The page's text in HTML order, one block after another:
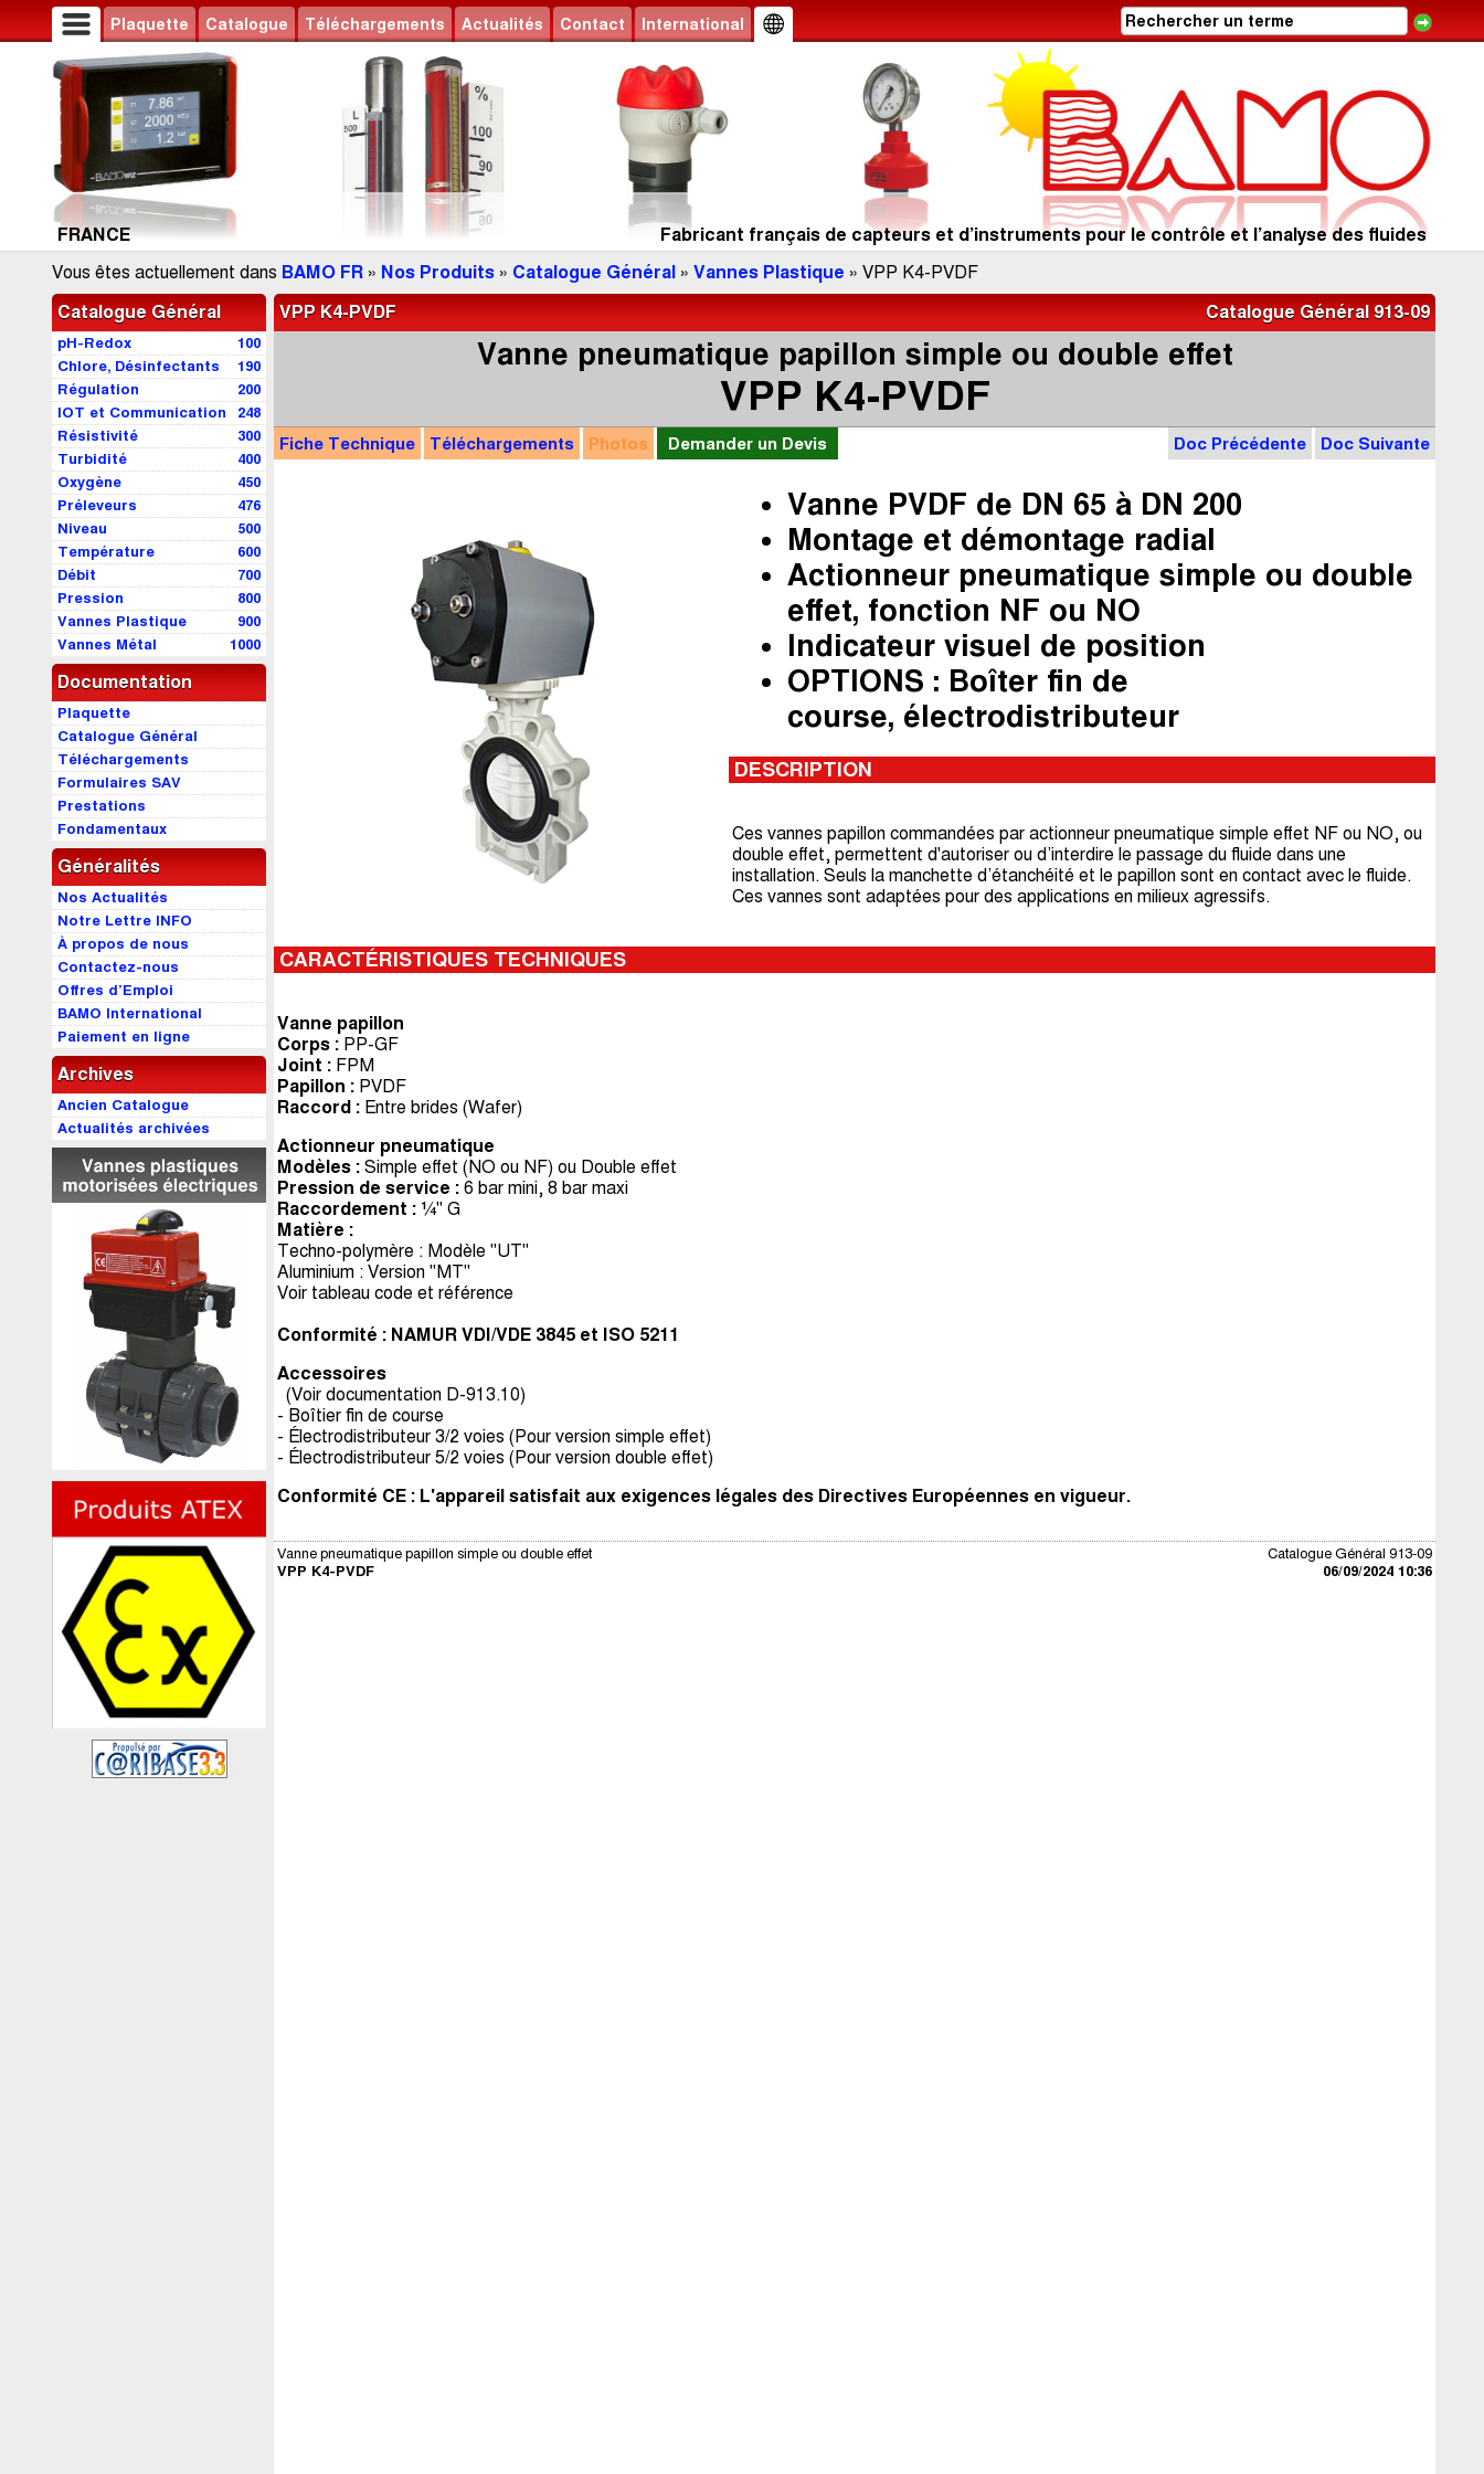
Plaquette Catalogue Téléchargements Actualités Contact International
FRANCE
Fabricant français de capteurs et d’instruments pour le contrôle et l’analyse des fluides
Vous êtes actuellement dans BAMO FR » Nos Produits » Catalogue Général » Vannes Plastique » VPP K4-PVDF
Catalogue Général
100
pH-Redox
190
Chlore, Désinfectants
200
Régulation
248
IOT et Communication
300
Résistivité
400
Turbidité
450
Oxygène
476
Préleveurs
500
Niveau
600
Température
700
Débit
800
Pression
900
Vannes Plastique
1000
Vannes Métal
Documentation
Plaquette
Catalogue Général
Téléchargements
Formulaires SAV
Prestations
Fondamentaux
Généralités
Nos Actualités
Notre Lettre INFO
À propos de nous
Contactez-nous
Offres d’Emploi
BAMO International
Paiement en ligne
Archives
Ancien Catalogue
Actualités archivées
Catalogue Général 913-09
VPP K4-PVDF
Vanne pneumatique papillon simple ou double effet
VPP K4-PVDF
Doc Précédente Doc Suivante
Fiche Technique Téléchargements Photos Demander un Devis
Vanne PVDF de DN 65 à DN 200
Montage et démontage radial
Actionneur pneumatique simple ou double
effet, fonction NF ou NO
Indicateur visuel de position
OPTIONS : Boîter fin de
course, électrodistributeur
DESCRIPTION
Ces vannes papillon commandées par actionneur pneumatique simple effet NF ou NO, ou
double effet, permettent d'autoriser ou d’interdire le passage du fluide dans une
installation. Seuls la manchette d’étanchéité et le papillon sont en contact avec le fluide.
Ces vannes sont adaptées pour des applications en milieux agressifs.
CARACTÉRISTIQUES TECHNIQUES
Vanne papillon
Corps : PP-GF
Joint : FPM
Papillon : PVDF
Raccord : Entre brides (Wafer)
Actionneur pneumatique
Modèles : Simple effet (NO ou NF) ou Double effet
Pression de service : 6 bar mini, 8 bar maxi
Raccordement : ¼" G
Matière :
Techno-polymère : Modèle "UT"
Aluminium : Version "MT"
Voir tableau code et référence
Conformité : NAMUR VDI/VDE 3845 et ISO 5211
Accessoires
(Voir documentation D-913.10)
- Boîtier fin de course
- Électrodistributeur 3/2 voies (Pour version simple effet)
- Électrodistributeur 5/2 voies (Pour version double effet)
Conformité CE : L'appareil satisfait aux exigences légales des Directives Européennes en vigueur.
Catalogue Général 913-09
06/09/2024 10:36
Vanne pneumatique papillon simple ou double effet
VPP K4-PVDF